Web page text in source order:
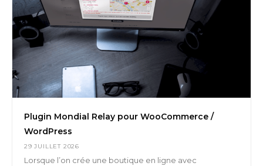
Plugin Mondial Relay pour WooCommerce /
WordPress
29 JUILLET 2026
Lorsque l’on crée une boutique en ligne avec